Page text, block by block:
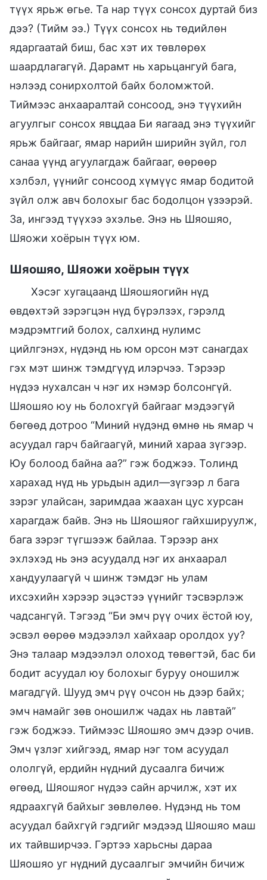
түүх ярьж өгье. Та нар түүх сонсох дуртай биз
дээ? (Тийм ээ.) Түүх сонсох нь төдийлөн
ядаргаатай биш, бас хэт их төвлөрөх
шаардлагагүй. Дарамт нь харьцангуй бага,
нэлээд сонирхолтой байх боломжтой.
Тиймээс анхааралтай сонсоод, энэ түүхийн
агуулгыг сонсох явцдаа Би яагаад энэ түүхийг
ярьж байгааг, ямар нарийн ширийн зүйл, гол
санаа үүнд агуулагдаж байгааг, өөрөөр
хэлбэл, үүнийг сонсоод хүмүүс ямар бодитой
зүйл олж авч болохыг бас бодолцон үзээрэй.
За, ингээд түүхээ эхэлье. Энэ нь Шяошяо,
Шяожи хоёрын түүх юм.
Шяошяо, Шяожи хоёрын түүх
Хэсэг хугацаанд Шяошяогийн нүд
өвдөхтэй зэрэгцэн нүд бүрэлзэх, гэрэлд
мэдрэмтгий болох, салхинд нулимс
цийлгэнэх, нүдэнд нь юм орсон мэт санагдах
гэх мэт шинж тэмдгүүд илэрчээ. Тэрээр
нүдээ нухалсан ч нэг их нэмэр болсонгүй.
Шяошяо юу нь болохгүй байгааг мэдээгүй
бөгөөд дотроо “Миний нүдэнд өмнө нь ямар ч
асуудал гарч байгаагүй, миний хараа зүгээр.
Юу болоод байна аа?” гэж боджээ. Толинд
харахад нүд нь урьдын адил—зүгээр л бага
зэрэг улайсан, заримдаа жаахан цус хурсан
харагдаж байв. Энэ нь Шяошяог гайхшируулж,
бага зэрэг түгшээж байлаа. Тэрээр анх
эхлэхэд нь энэ асуудалд нэг их анхаарал
хандуулаагүй ч шинж тэмдэг нь улам
ихсэхийн хэрээр эцэстээ үүнийг тэсвэрлэж
чадсангүй. Тэгээд “Би эмч рүү очих ёстой юу,
эсвэл өөрөө мэдээлэл хайхаар оролдох уу?
Энэ талаар мэдээлэл олоход төвөгтэй, бас би
бодит асуудал юу болохыг буруу оношилж
магадгүй. Шууд эмч рүү очсон нь дээр байх;
эмч намайг зөв оношилж чадах нь лавтай”
гэж боджээ. Тиймээс Шяошяо эмч дээр очив.
Эмч үзлэг хийгээд, ямар нэг том асуудал
ололгүй, ердийн нүдний дусаалга бичиж
өгөөд, Шяошяог нүдээ сайн арчилж, хэт их
ядраахгүй байхыг зөвлөлөө. Нүдэнд нь том
асуудал байхгүй гэдгийг мэдээд Шяошяо маш
их тайвширчээ. Гэртээ харьсны дараа
Шяошяо уг нүдний дусаалгыг эмчийн бичиж